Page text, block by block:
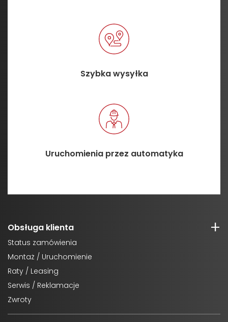
Szybka wysyłka
Uruchomienia przez automatyka
Obsługa klienta
Status zamówienia
Montaż / Uruchomienie
Raty / Leasing
Serwis / Reklamacje
Zwroty